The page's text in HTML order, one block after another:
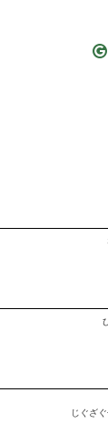
じぐざ